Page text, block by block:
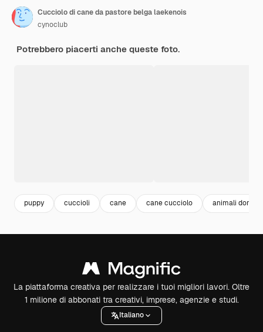
Cucciolo di cane da pastore belga laekenois
cynoclub
Potrebbero piacerti anche queste foto.
puppy cuccioli cane cane cucciolo animali
La piattaforma creativa per realizzare i tuoi migliori lavori. Oltre
1 milione di abbonati tra creativi, imprese, agenzie e studi.
Italiano